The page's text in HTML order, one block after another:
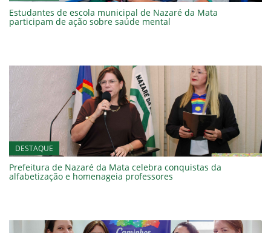
Estudantes de escola municipal de Nazaré da Mata
participam de ação sobre saúde mental
DESTAQUE
Prefeitura de Nazaré da Mata celebra conquistas da
alfabetização e homenageia professores